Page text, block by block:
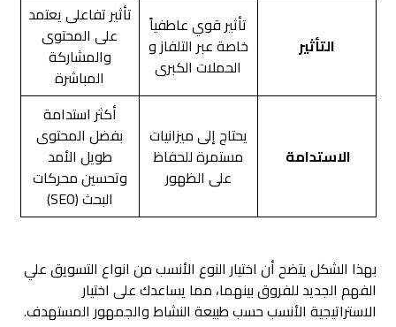
التأثير
تأثير قوي عاطفياً
خاصة عبر التلفاز و
الحملات الكبرى
تأثير تفاعلى يعتمد
على المحتوى
والمشاركة
المباشرة
الاستدامة
يحتاج إلى ميزانيات
مستمرة للحفاظ
على الظهور
أكثر استدامة
بفضل المحتوى
طويل الأمد
وتحسين محركات
البحث (SEO)
بهذا الشكل يتضح أن اختيار النوع الأنسب من انواع التسويق علي
الفهم الجديد للفروق بينهما، مما يساعدك على اختيار
الاستراتيجية الأنسب حسب طبيعة النشاط والجمهور المستهدف.